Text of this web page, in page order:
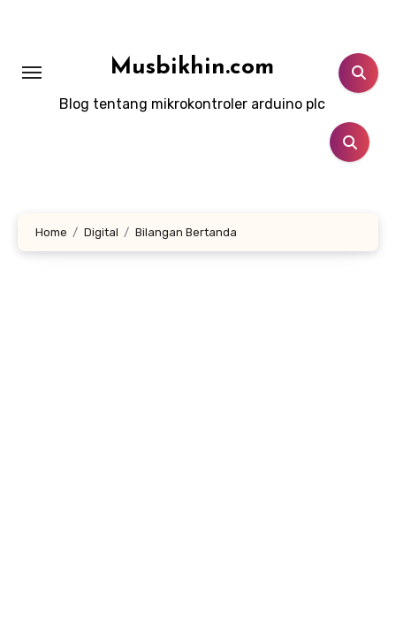
Musbikhin.com
Blog tentang mikrokontroler arduino plc
Home Digital Bilangan Bertanda